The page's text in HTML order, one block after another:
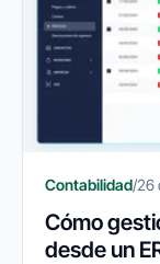
Contabilidad/26
Cómo
desde un